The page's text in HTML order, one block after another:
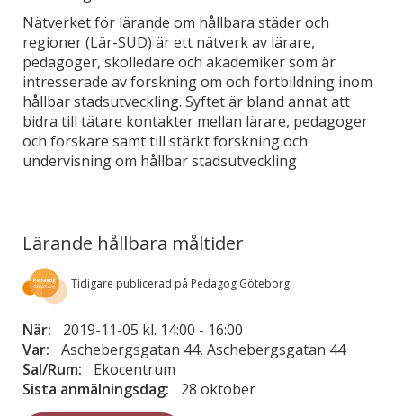
Nätverket för lärande om hållbara städer och
regioner (Lär-SUD) är ett nätverk av lärare,
pedagoger, skolledare och akademiker som är
intresserade av forskning om och fortbildning inom
hållbar stadsutveckling. Syftet är bland annat att
bidra till tätare kontakter mellan lärare, pedagoger
och forskare samt till stärkt forskning och
undervisning om hållbar stadsutveckling
Lärande hållbara måltider
Tidigare publicerad på Pedagog Göteborg
När: 2019-11-05 kl. 14:00 - 16:00
Var:
Aschebergsgatan 44, Aschebergsgatan 44
Sal/Rum:
Ekocentrum
Sista anmälningsdag:
28 oktober